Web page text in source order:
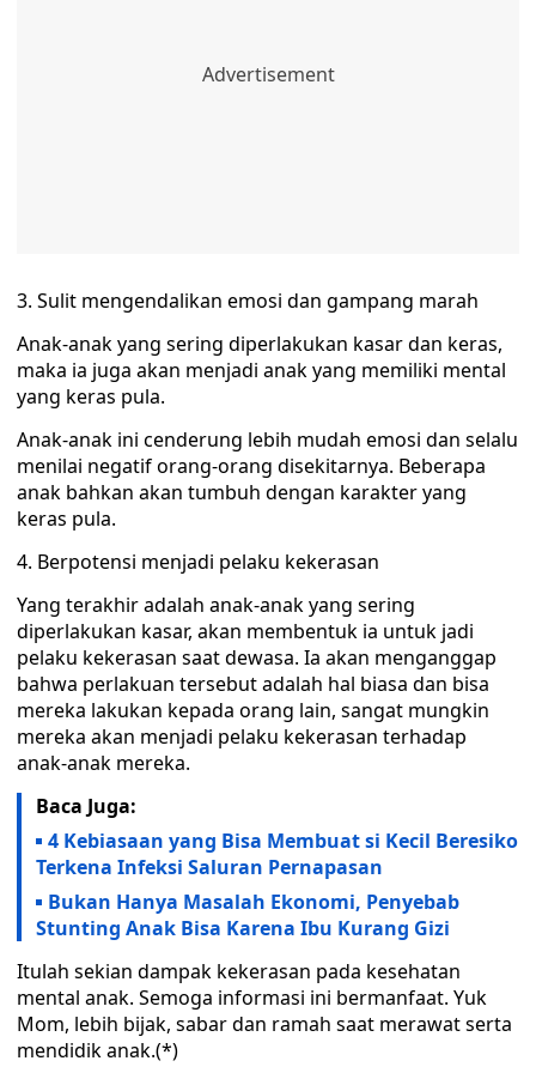
Sulit mengendalikan emosi dan gampang marah
Anak-anak yang sering diperlakukan kasar dan keras,
maka ia juga akan menjadi anak yang memiliki mental
yang keras pula.
Anak-anak ini cenderung lebih mudah emosi dan selalu
menilai negatif orang-orang disekitarnya. Beberapa
anak bahkan akan tumbuh dengan karakter yang
keras pula.
Berpotensi menjadi pelaku kekerasan
Yang terakhir adalah anak-anak yang sering
diperlakukan kasar, akan membentuk ia untuk jadi
pelaku kekerasan saat dewasa. Ia akan menganggap
bahwa perlakuan tersebut adalah hal biasa dan bisa
mereka lakukan kepada orang lain, sangat mungkin
mereka akan menjadi pelaku kekerasan terhadap
anak-anak mereka.
Baca Juga:
4 Kebiasaan yang Bisa Membuat si Kecil Beresiko
Terkena Infeksi Saluran Pernapasan
Bukan Hanya Masalah Ekonomi, Penyebab
Stunting Anak Bisa Karena Ibu Kurang Gizi
Itulah sekian dampak kekerasan pada kesehatan
mental anak. Semoga informasi ini bermanfaat. Yuk
Mom, lebih bijak, sabar dan ramah saat merawat serta
mendidik anak.(*)